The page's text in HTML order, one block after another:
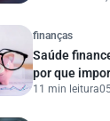
finanças
Saúde
por que
pessoas e
11 min leitura